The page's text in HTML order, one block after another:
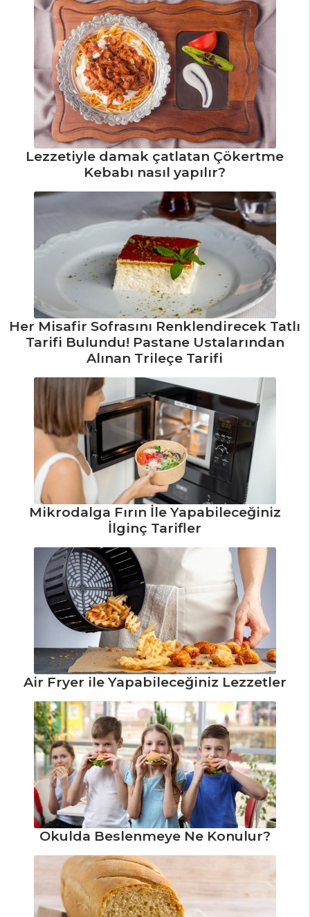
Masterchef Tüm
Tarifleri
HAMUR İŞLERI
Kar Taneleri
Tarifi, Nasıl Yapılır?
Milföy Külahında
Patates Tarifi, Nasıl
Çikolatalı Tartölet
Tarifi, Nasıl Yapılır?
Hamur İşleri Tüm
Tarifleri
PASTA VE
TATLILAR
Orman Meyveli
ve Peynirli Kek
Tarifi, Nasıl Yapılır?
Erikli Pay Tarifi,
Nasıl Yapılır?
Kestaneli
Brownie Tarifi,
Nasıl Yapılır?
Pasta ve Tatlılar
Tüm Tarifleri
ÇORBALAR
Kremalı Fasulye
Çorbası Tarifi, Nasıl
Yapılır?
Fındık Çorbası
Tarifi, Nasıl Yapılır?
Clam Chowder
Çorbası Tarifi
Çorbalar Tüm
Tarifleri
Lezzetiyle damak çatlatan Çökertme
Kebabı nasıl yapılır?
Her Misafir Sofrasını Renklendirecek Tatlı
Tarifi Bulundu! Pastane Ustalarından
Alınan Trileçe Tarifi
Mikrodalga Fırın İle Yapabileceğiniz
İlginç Tarifler
Air Fryer ile Yapabileceğiniz Lezzetler
Okulda Beslenmeye Ne Konulur?